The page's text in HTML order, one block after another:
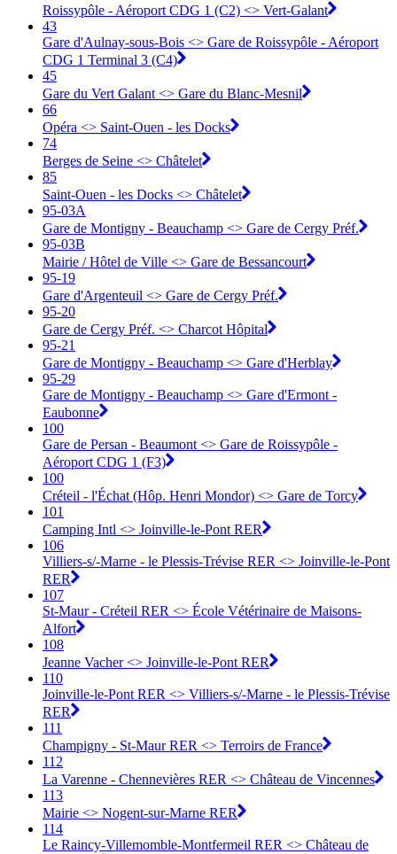
Roissypôle - Aéroport CDG 1 (C2) <> Vert-Galant
43
Gare d'Aulnay-sous-Bois <> Gare de Roissypôle - Aéroport
CDG 1 Terminal 3 (C4)
45
Gare du Vert Galant <> Gare du Blanc-Mesnil
66
Opéra <> Saint-Ouen - les Docks
74
Berges de Seine <> Châtelet
85
Saint-Ouen - les Docks <> Châtelet
95-03A
Gare de Montigny - Beauchamp <> ︎Gare de Cergy Préf.
95-03B
Mairie / Hôtel de Ville <> ︎Gare de Bessancourt
95-19
Gare d'Argenteuil <> ︎Gare de Cergy Préf.
95-20
Gare de Cergy Préf. <> ︎Charcot Hôpital
95-21
Gare de Montigny - Beauchamp <> ︎Gare d'Herblay
95-29
Gare de Montigny - Beauchamp <> ︎Gare d'Ermont -
Eaubonne
100
Gare de Persan - Beaumont <> Gare de Roissypôle -
Aéroport CDG 1 (F3)
100
Créteil - l'Échat (Hôp. Henri Mondor) <> Gare de Torcy
101
Camping Intl <> Joinville-le-Pont RER
106
Villiers-s/-Marne - le Plessis-Trévise RER <> Joinville-le-Pont
RER
107
St-Maur - Créteil RER <> École Vétérinaire de Maisons-
Alfort
108
Jeanne Vacher <> Joinville-le-Pont RER
110
Joinville-le-Pont RER <> Villiers-s/-Marne - le Plessis-Trévise
RER
111
Champigny - St-Maur RER <> Terroirs de France
112
La Varenne - Chennevières RER <> Château de Vincennes
113
Mairie <> Nogent-sur-Marne RER
114
Le Raincy-Villemomble-Montfermeil RER <> Château de